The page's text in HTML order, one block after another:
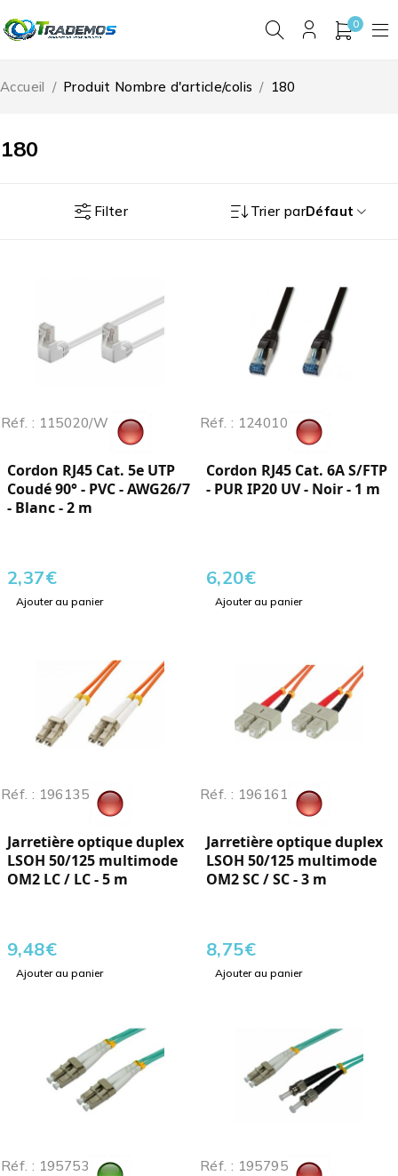
0
180
Accueil / Produit Nombre d'article/colis / 180
Filter Trier parDéfaut
Réf. : 115020/W
Cordon RJ45 Cat. 5e UTP
Coudé 90° - PVC - AWG26/7
- Blanc - 2 m
2,37€
Ajouter au panier
Réf. : 124010
Cordon RJ45 Cat. 6A S/FTP
- PUR IP20 UV - Noir - 1 m
6,20€
Ajouter au panier
Réf. : 196135
Jarretière optique duplex
LSOH 50/125 multimode
OM2 LC / LC - 5 m
9,48€
Ajouter au panier
Réf. : 196161
Jarretière optique duplex
LSOH 50/125 multimode
OM2 SC / SC - 3 m
8,75€
Ajouter au panier
Réf. : 195753 Réf. : 195795